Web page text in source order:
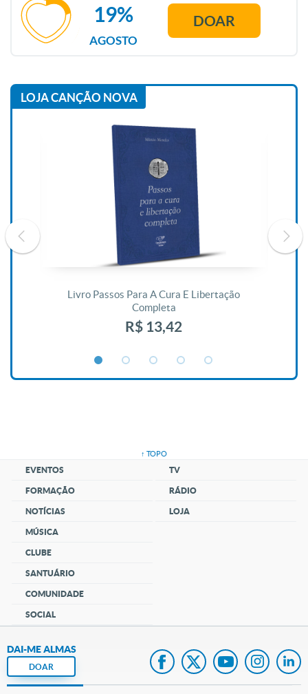
AGOSTO
19% DOAR
LOJA CANÇÃO NOVA
Livro Passos Para A Cura E Libertação
Completa
R$ 13,42
↑ TOPO
EVENTOS
FORMAÇÃO
NOTÍCIAS
MÚSICA
CLUBE
SANTUÁRIO
COMUNIDADE
SOCIAL
TV
RÁDIO
LOJA
DAI-ME ALMAS
DOAR